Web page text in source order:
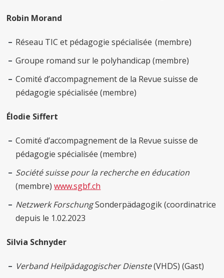
Robin Morand
Réseau TIC et pédagogie spécialisée (membre)
Groupe romand sur le polyhandicap (membre)
Comité d’accompagnement de la Revue suisse de
pédagogie spécialisée (membre)
Élodie Siffert
Comité d’accompagnement de la Revue suisse de
pédagogie spécialisée (membre)
Société suisse pour la recherche en éducation
(membre)www.sgbf.ch
Netzwerk ForschungSonderpädagogik (coordinatrice
depuis le 1.02.2023
Silvia Schnyder
Verband Heilpädagogischer Dienste(VHDS) (Gast)